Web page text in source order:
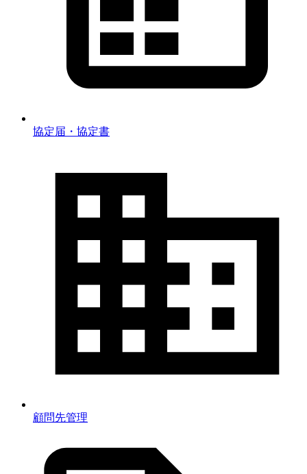
協定届・協定書
顧問先管理